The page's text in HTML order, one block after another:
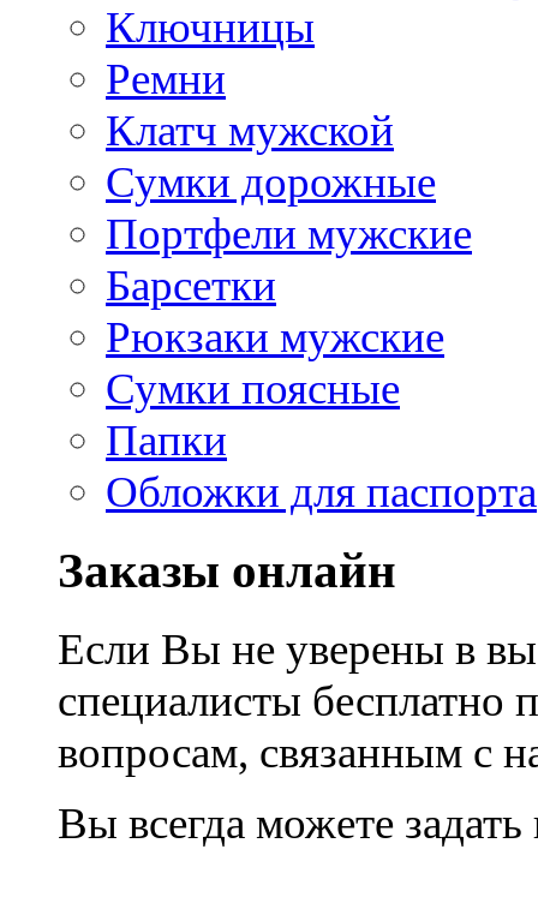
Ключницы
Ремни
Клатч мужской
Сумки дорожные
Портфели мужские
Барсетки
Рюкзаки мужские
Сумки поясные
Папки
Обложки для паспорта
Заказы онлайн
Если Вы не уверены в
специалисты
вопросам, связанным с
Вы всегда можете